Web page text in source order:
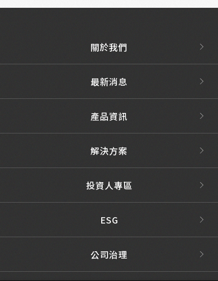
關於我們
最新消息
產品資訊
解決方案
投資人專區
ESG
公司治理